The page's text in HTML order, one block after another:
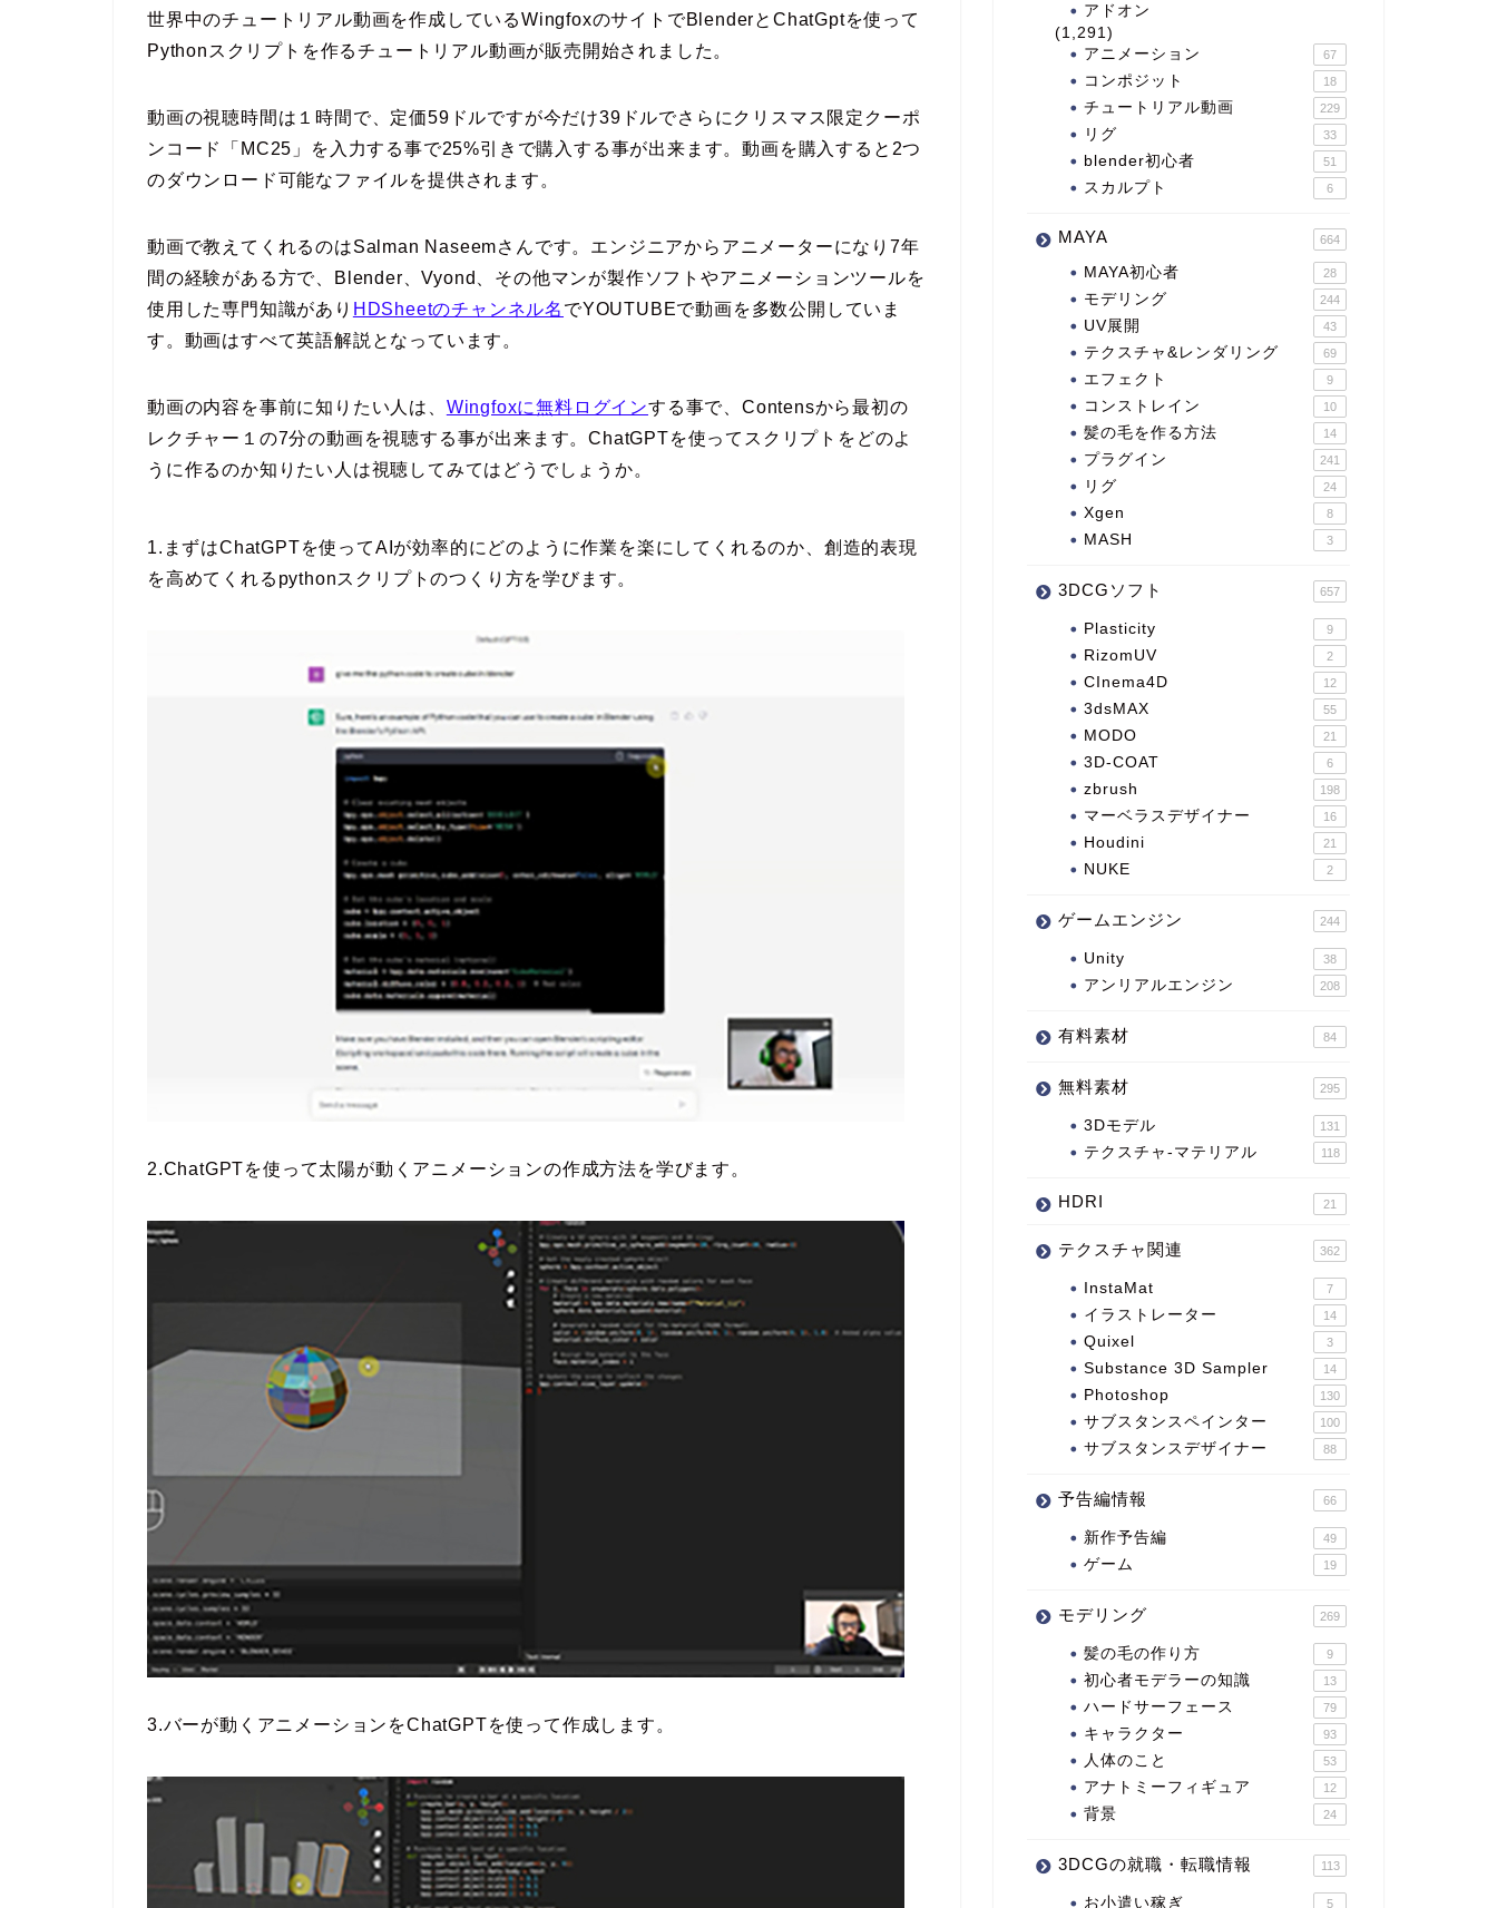
世界中のチュートリアル動画を作成しているWingfoxのサイトでBlenderとChatGptを使って
Pythonスクリプトを作るチュートリアル動画が販売開始されました。
動画の視聴時間は１時間で、定価59ドルですが今だけ39ドルでさらにクリスマス限定クーポ
ンコード「MC25」を入力する事で25%引きで購入する事が出来ます。動画を購入すると2つ
のダウンロード可能なファイルを提供されます。
動画で教えてくれるのはSalman Naseemさんです。エンジニアからアニメーターになり7年
間の経験がある方で、Blender、Vyond、その他マンが製作ソフトやアニメーションツールを
使用した専門知識があり HDSheetのチャンネル名 でYOUTUBEで動画を多数公開していま
す。動画はすべて英語解説となっています。
動画の内容を事前に知りたい人は、 Wingfoxに無料ログインする事で、Contensから最初の
レクチャー１の7分の動画を視聴する事が出来ます。ChatGPTを使ってスクリプトをどのよ
うに作るのか知りたい人は視聴してみてはどうでしょうか。
1.まずはChatGPTを使ってAIが効率的にどのように作業を楽にしてくれるのか、創造的表現
を高めてくれるpythonスクリプトのつくり方を学びます。
2.ChatGPTを使って太陽が動くアニメーションの作成方法を学びます。
3.バーが動くアニメーションをChatGPTを使って作成します。
アドオン
(1,291)
アニメーション
67
コンポジット 18
チュートリアル動画 229
リグ 33
blender初心者 51
スカルプト 6
MAYA 664
MAYA初心者 28
モデリング 244
UV展開 43
テクスチャ&レンダリング 69
エフェクト 9
コンストレイン 10
髪の毛を作る方法 14
プラグイン 241
リグ 24
Xgen 8
MASH 3
3DCGソフト 657
Plasticity 9
RizomUV 2
CInema4D 12
3dsMAX 55
MODO 21
3D-COAT 6
zbrush 198
マーベラスデザイナー 16
Houdini 21
NUKE 2
ゲームエンジン 244
Unity 38
アンリアルエンジン 208
有料素材 84
無料素材 295
3Dモデル 131
テクスチャ-マテリアル 118
HDRI 21
テクスチャ関連 362
InstaMat 7
イラストレーター 14
Quixel 3
Substance 3D Sampler 14
Photoshop 130
サブスタンスペインター 100
サブスタンスデザイナー 88
予告編情報 66
新作予告編 49
ゲーム 19
モデリング 269
髪の毛の作り方 9
初心者モデラーの知識 13
ハードサーフェース 79
キャラクター 93
人体のこと 53
アナトミーフィギュア 12
背景 24
3DCGの就職・転職情報 113
お小遣い稼ぎ 5